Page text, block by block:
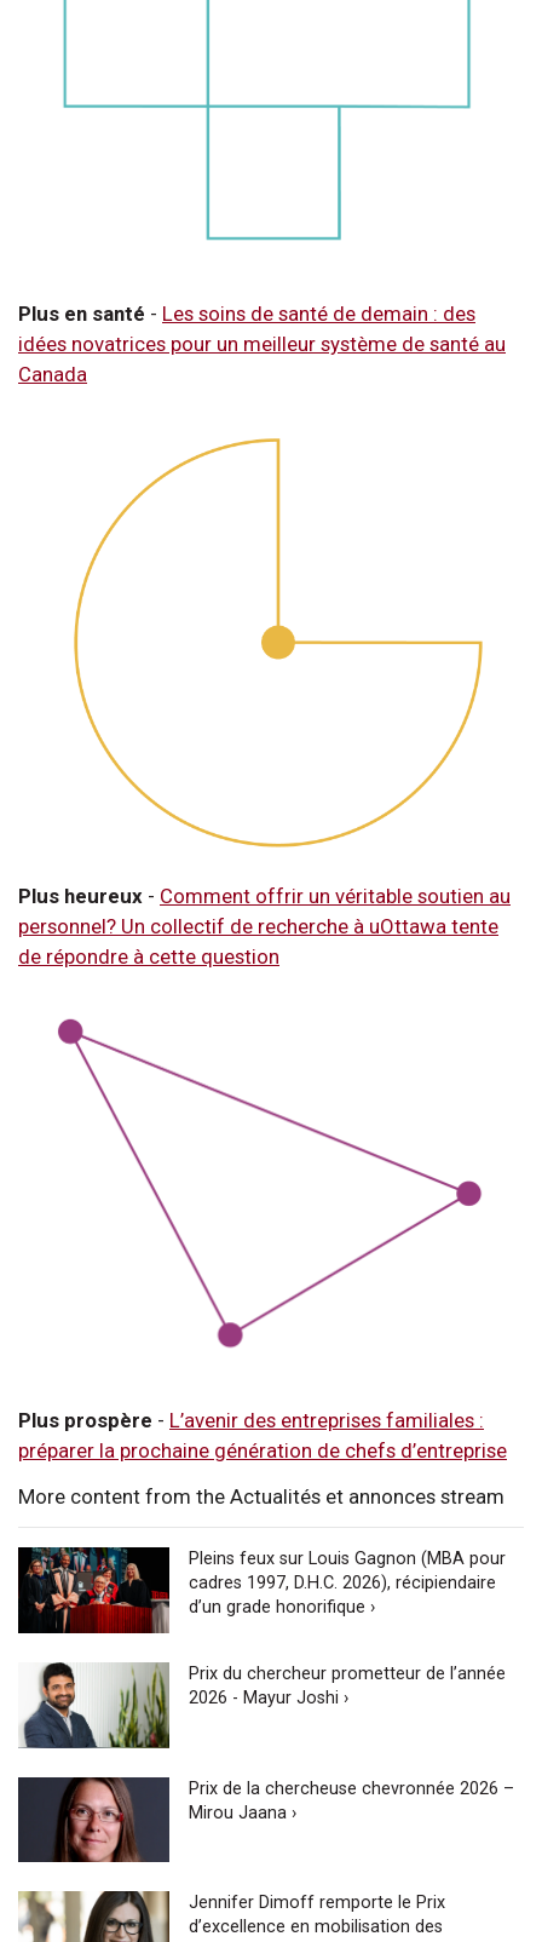
Plus en santé - Les soins de santé de demain : des
idées novatrices pour un meilleur système de santé au
Canada
Plus heureux - Comment offrir un véritable soutien au
personnel? Un collectif de recherche à uOttawa tente
de répondre à cette question
Plus prospère - L’avenir des entreprises familiales :
préparer la prochaine génération de chefs d’entreprise
More content from the Actualités et annonces stream
Pleins feux sur Louis Gagnon (MBA pour
cadres 1997, D.H.C. 2026), récipiendaire
d’un grade honorifique ›
Prix du chercheur prometteur de l’année
2026 - Mayur Joshi ›
Prix de la chercheuse chevronnée 2026 –
Mirou Jaana ›
Jennifer Dimoff remporte le Prix
d’excellence en mobilisation des